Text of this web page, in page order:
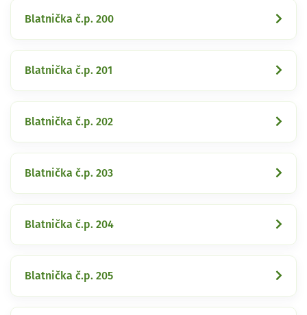
Blatnička č.p. 200
Blatnička č.p. 201
Blatnička č.p. 202
Blatnička č.p. 203
Blatnička č.p. 204
Blatnička č.p. 205